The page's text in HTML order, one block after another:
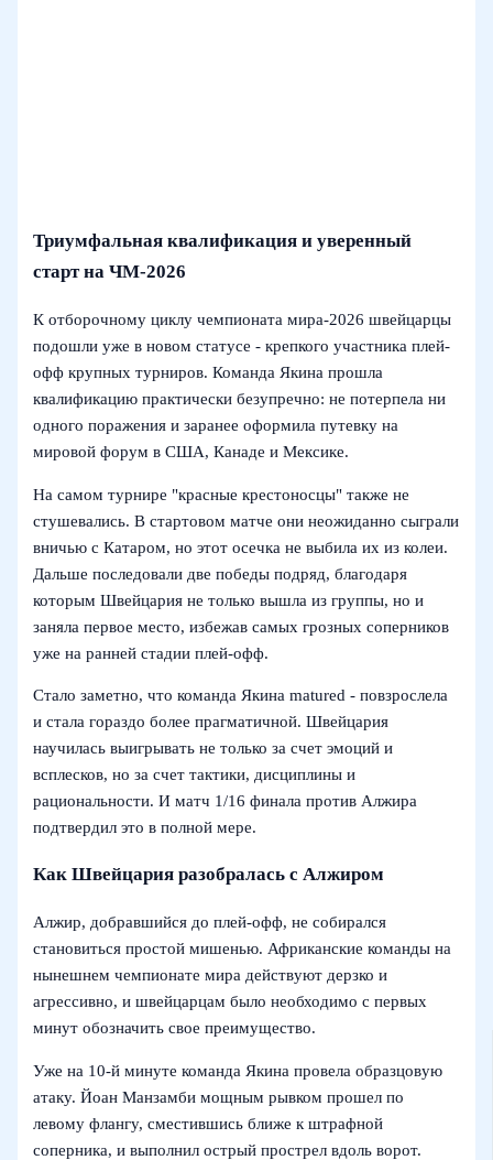
Триумфальная квалификация и уверенный
старт на ЧМ‑2026
К отборочному циклу чемпионата мира‑2026 швейцарцы
подошли уже в новом статусе - крепкого участника плей-
офф крупных турниров. Команда Якина прошла
квалификацию практически безупречно: не потерпела ни
одного поражения и заранее оформила путевку на
мировой форум в США, Канаде и Мексике.
На самом турнире "красные крестоносцы" также не
стушевались. В стартовом матче они неожиданно сыграли
вничью с Катаром, но этот осечка не выбила их из колеи.
Дальше последовали две победы подряд, благодаря
которым Швейцария не только вышла из группы, но и
заняла первое место, избежав самых грозных соперников
уже на ранней стадии плей-офф.
Стало заметно, что команда Якина matured - повзрослела
и стала гораздо более прагматичной. Швейцария
научилась выигрывать не только за счет эмоций и
всплесков, но за счет тактики, дисциплины и
рациональности. И матч 1/16 финала против Алжира
подтвердил это в полной мере.
Как Швейцария разобралась с Алжиром
Алжир, добравшийся до плей-офф, не собирался
становиться простой мишенью. Африканские команды на
нынешнем чемпионате мира действуют дерзко и
агрессивно, и швейцарцам было необходимо с первых
минут обозначить свое преимущество.
Уже на 10-й минуте команда Якина провела образцовую
атаку. Йоан Манзамби мощным рывком прошел по
левому флангу, сместившись ближе к штрафной
соперника, и выполнил острый прострел вдоль ворот.